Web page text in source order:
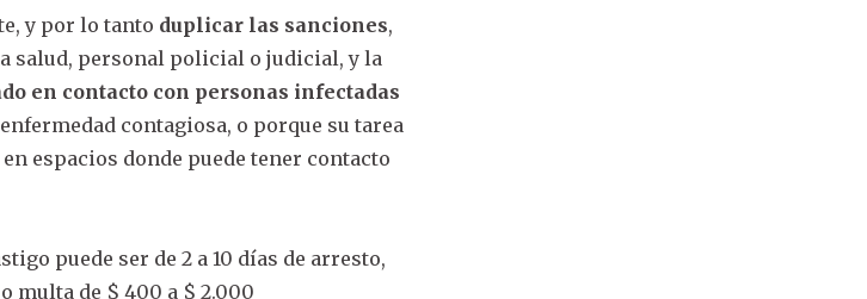
y por lo tanto duplicar las sanciones,
salud, personal policial o judicial, y la
en contacto con personas infectadas
contagiosa, o porque su tarea
espacios donde puede tener contacto
puede ser de 2 a 10 días de arresto,
multa de $ 400 a $ 2.000